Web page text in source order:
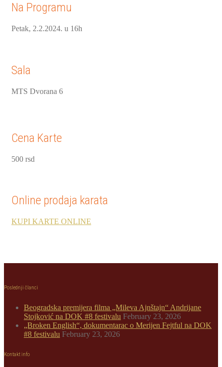
Na Programu
Petak, 2.2.2024. u 16h
Sala
MTS Dvorana 6
Cena Karte
500 rsd
Online prodaja karata
KUPI KARTE ONLINE
Poslednji članci
Beogradska premijera filma „Mileva Ajnštajn“ Andrijane
Stojković na DOK #8 festivalu February 23, 2026
„Broken English“, dokumentarac o Merijen Fejtful na DOK
#8 festivalu February 23, 2026
Kontakt info